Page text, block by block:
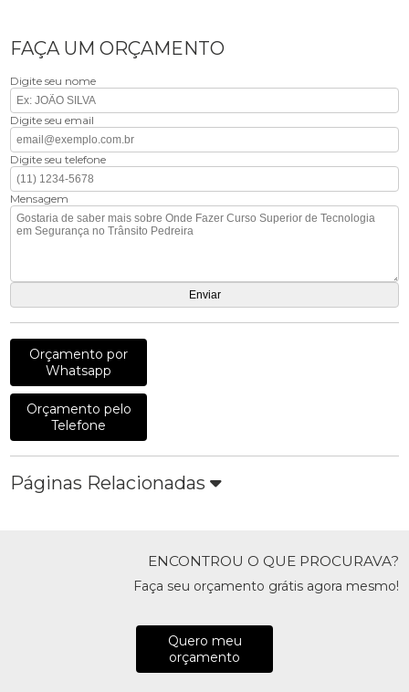
FAÇA UM ORÇAMENTO
Digite seu nome
Digite seu email
Digite seu telefone
Mensagem
Orçamento por
Whatsapp
Orçamento pelo
Telefone
Páginas Relacionadas
ENCONTROU O QUE PROCURAVA?
Faça seu orçamento grátis agora mesmo!
Quero meu
orçamento